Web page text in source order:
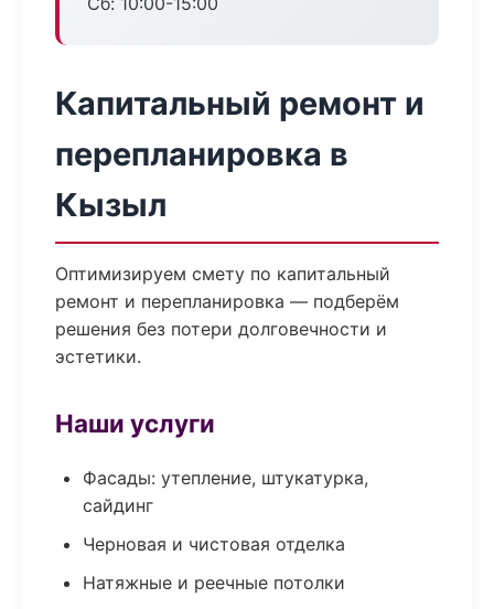
Капитальный ремонт и
перепланировка в
Кызыл
Оптимизируем смету по капитальный
ремонт и перепланировка — подберём
решения без потери долговечности и
эстетики.
Наши услуги
Фасады: утепление, штукатурка,
сайдинг
Черновая и чистовая отделка
Натяжные и реечные потолки